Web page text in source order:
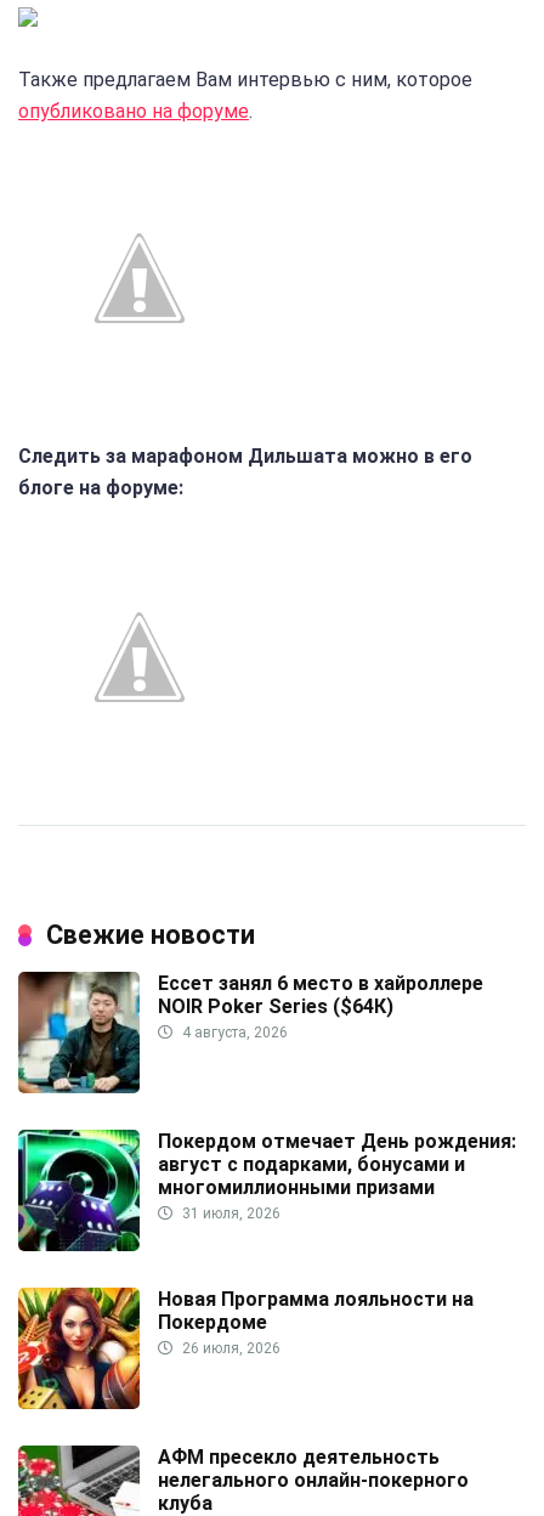
Также предлагаем Вам интервью с ним, которое
опубликовано на форуме.
Следить за марафоном Дильшата можно в его
блоге на форуме:
Свежие новости
Ессет занял 6 место в хайроллере
NOIR Poker Series ($64К)
4 августа, 2026
Покердом отмечает День рождения:
август с подарками, бонусами и
многомиллионными призами
31 июля, 2026
Новая Программа лояльности на
Покердоме
26 июля, 2026
АФМ пресекло деятельность
нелегального онлайн-покерного
клуба